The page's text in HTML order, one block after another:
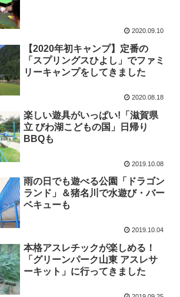
2020.09.10
【2020年初キャンプ】定番の
「スプリングスひよし」でファミ
リーキャンプをしてきました
2020.08.18
楽しい遊具がいっぱい!「滋賀県
立 びわ湖こどもの国」日帰り
BBQも
2019.10.08
雨の日でも遊べる公園「ドラゴン
ランド」＆猪名川で水遊び・バー
ベキューも
2019.10.04
本格アスレチックが楽しめる！
「グリーンパーク山東 アスレサ
ーキット」に行ってきました